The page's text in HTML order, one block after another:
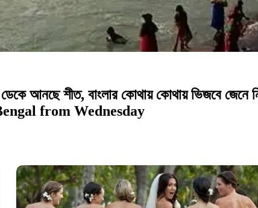
আনছে শীত, বাংলার কোথায় কোথায় ভিজবে
from Wednesday